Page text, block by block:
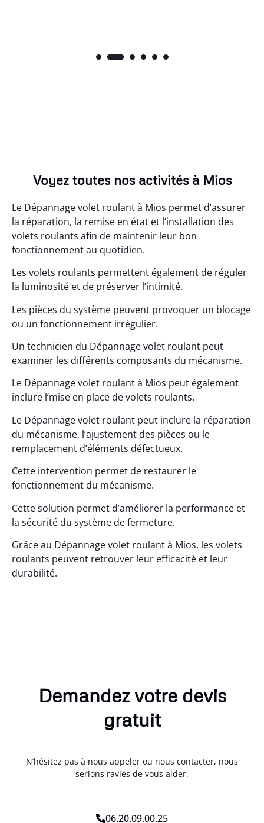
Voyez toutes nos activités à Mios
Le Dépannage volet roulant à Mios permet d’assurer
la réparation, la remise en état et l’installation des
volets roulants afin de maintenir leur bon
fonctionnement au quotidien.
Les volets roulants permettent également de réguler
la luminosité et de préserver l’intimité.
Les pièces du système peuvent provoquer un blocage
ou un fonctionnement irrégulier.
Un technicien du Dépannage volet roulant peut
examiner les différents composants du mécanisme.
Le Dépannage volet roulant à Mios peut également
inclure l’mise en place de volets roulants.
Le Dépannage volet roulant peut inclure la réparation
du mécanisme, l’ajustement des pièces ou le
remplacement d’éléments défectueux.
Cette intervention permet de restaurer le
fonctionnement du mécanisme.
Cette solution permet d’améliorer la performance et
la sécurité du système de fermeture.
Grâce au Dépannage volet roulant à Mios, les volets
roulants peuvent retrouver leur efficacité et leur
durabilité.
Demandez votre devis
gratuit
N’hésitez pas à nous appeler ou nous contacter, nous
serions ravies de vous aider.
06.20.09.00.25